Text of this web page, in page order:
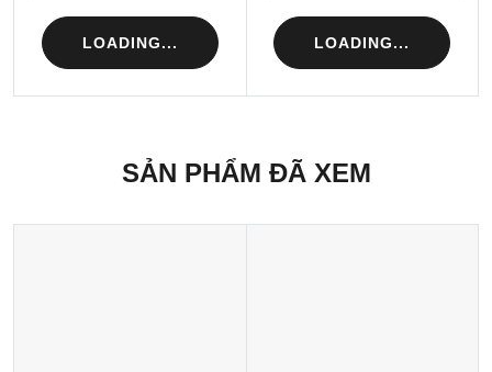
LOADING... LOADING...
SẢN PHẨM ĐÃ XEM